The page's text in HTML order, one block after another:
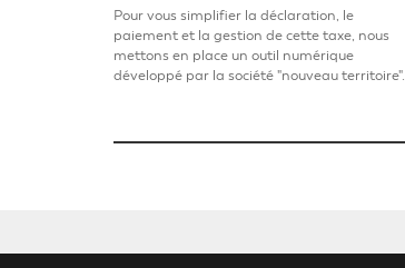
Pour vous simplifier la déclaration, le
paiement et la gestion de cette taxe, nous
mettons en place un outil numérique
développé par la société "nouveau territoire".